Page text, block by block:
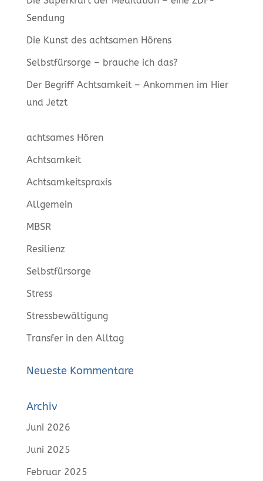
Sendung
Die Kunst des achtsamen Hörens
Selbstfürsorge – brauche ich das?
Der Begriff Achtsamkeit – Ankommen im Hier
und Jetzt
achtsames Hören
Achtsamkeit
Achtsamkeitspraxis
Allgemein
MBSR
Resilienz
Selbstfürsorge
Stress
Stressbewältigung
Transfer in den Alltag
Neueste Kommentare
Archiv
Juni 2026
Juni 2025
Februar 2025